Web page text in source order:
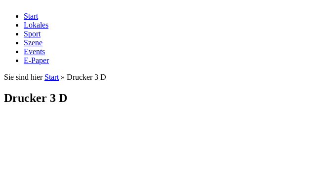
Start
Lokales
Sport
Szene
Events
E-Paper
Sie sind hier Start » Drucker 3 D
Drucker 3 D